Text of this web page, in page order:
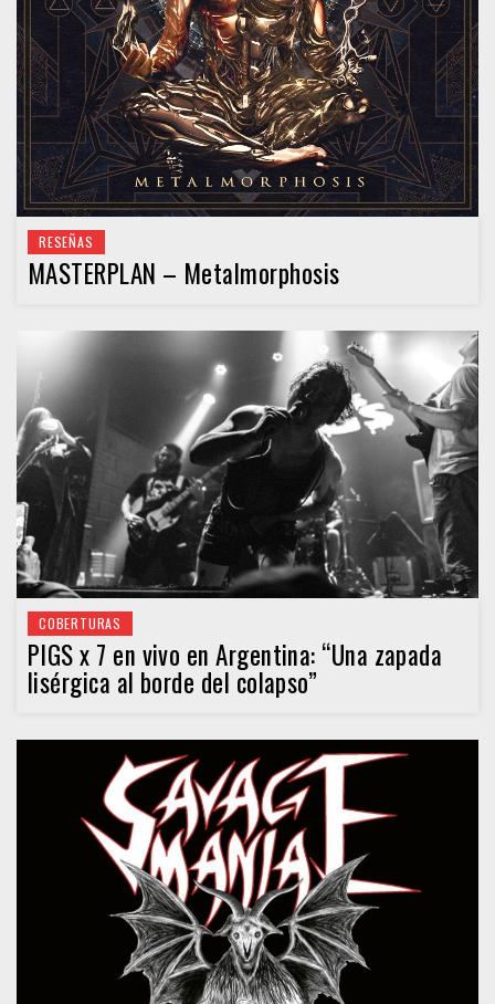
RESEÑAS
MASTERPLAN – Metalmorphosis
COBERTURAS
PIGS x 7 en vivo en Argentina: “Una zapada
lisérgica al borde del colapso”